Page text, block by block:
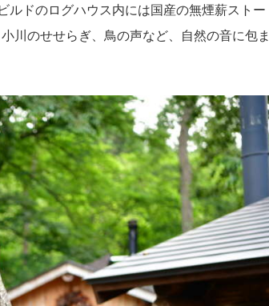
ドのログハウス内には国産の無煙薪ストー
川のせせらぎ、鳥の声など、自然の音に包ま